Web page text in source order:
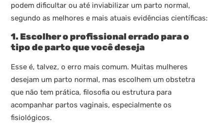
podem dificultar ou até inviabilizar um parto normal,
segundo as melhores e mais atuais evidências científicas:
1. Escolher o profissional errado para o
tipo de parto que você deseja
Esse é, talvez, o erro mais comum. Muitas mulheres
desejam um parto normal, mas escolhem um obstetra
que não tem prática, filosofia ou estrutura para
acompanhar partos vaginais, especialmente os
fisiológicos.